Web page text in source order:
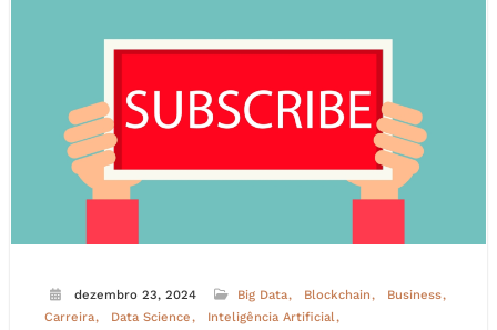
dezembro 23, 2024 Big Data Blockchain
Business
Carreira
Data Science
Inteligência Artificial